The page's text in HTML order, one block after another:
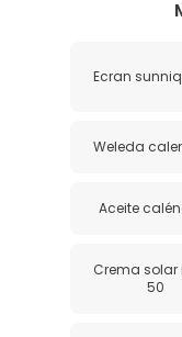
Ecran
Weleda
Aceite
Crema solar
50